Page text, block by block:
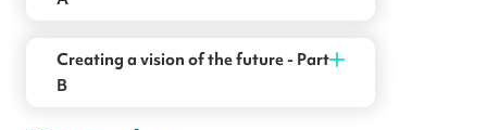
Creating a vision of the future - Part
B